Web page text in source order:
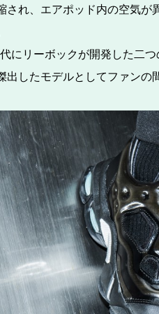
され、エアポッド内の空気が
にリーボックが開発した二
出したモデルとしてファンの